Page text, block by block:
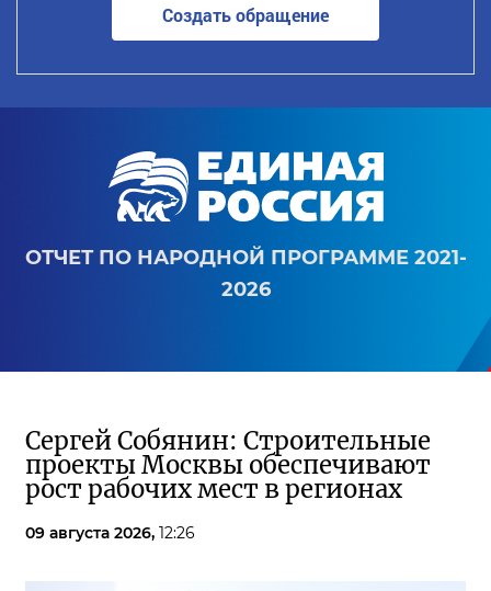
Создать обращение
ОТЧЕТ ПО НАРОДНОЙ ПРОГРАММЕ 2021-
2026
Сергей Собянин: Строительные
проекты Москвы обеспечивают
рост рабочих мест в регионах
09 августа 2026, 12:26